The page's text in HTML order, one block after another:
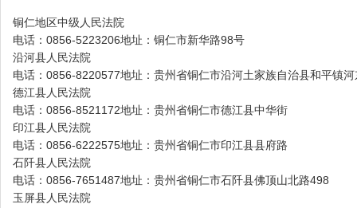
铜仁地区中级人民法院
电话：0856-5223206地址：铜仁市新华路98号
沿河县人民法院
电话：0856-8220577地址：贵州省铜仁市沿河土家族自治县和平镇
德江县人民法院
电话：0856-8521172地址：贵州省铜仁市德江县中华街
印江县人民法院
电话：0856-6222575地址：贵州省铜仁市印江县县府路
石阡县人民法院
电话：0856-7651487地址：贵州省铜仁市石阡县佛顶山北路498
玉屏县人民法院